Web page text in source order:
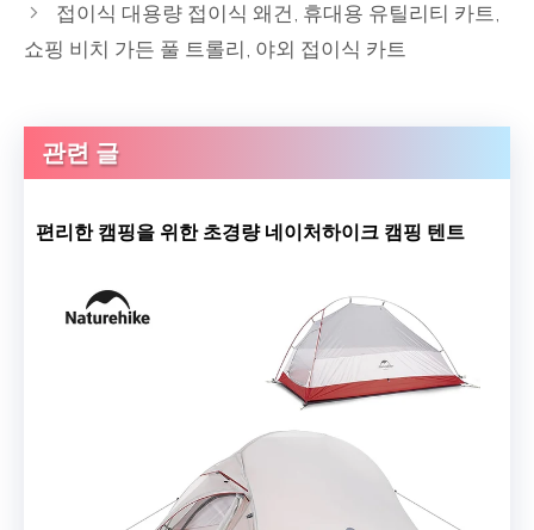
접이식 대용량 접이식 왜건, 휴대용 유틸리티 카트,
쇼핑 비치 가든 풀 트롤리, 야외 접이식 카트
관련 글
편리한 캠핑을 위한 초경량 네이처하이크 캠핑 텐트